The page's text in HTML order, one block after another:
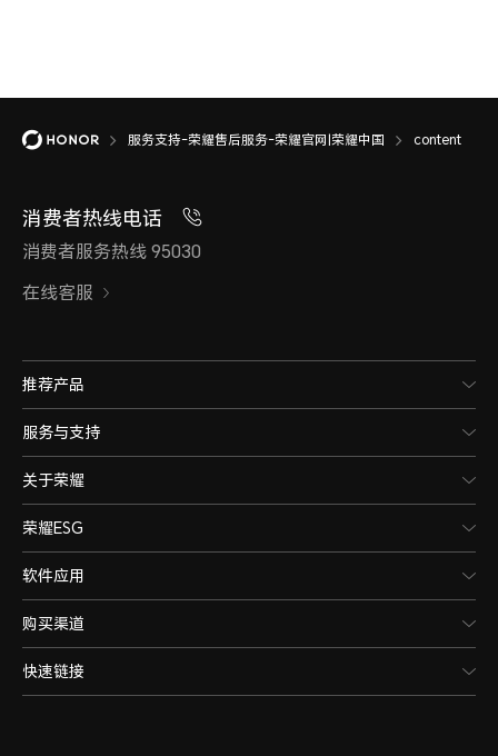
服务支持-荣耀售后服务-荣耀官网|荣耀中国 content
消费者热线电话
消费者服务热线 95030
在线客服
推荐产品
服务与支持
关于荣耀
荣耀ESG
软件应用
购买渠道
快速链接